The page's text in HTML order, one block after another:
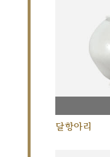
달항아리